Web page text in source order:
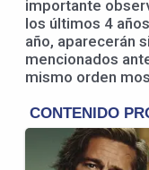
importante
los últimos 4
año, aparecerán
mencionados
mismo orden